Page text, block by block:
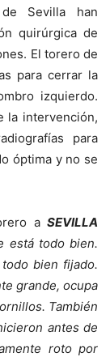
Sevilla han
quirúrgica de
El torero de
para cerrar la
izquierdo.
la intervención,
para
óptima y no se
a SEVILLA
está todo bien.
bien fijado.
grande, ocupa
También
antes de
roto por